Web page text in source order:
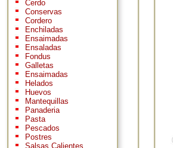
Cerdo
Conservas
Cordero
Enchiladas
Ensaimadas
Ensaladas
Fondus
Galletas
Ensaimadas
Helados
Huevos
Mantequillas
Panaderia
Pasta
Pescados
Postres
Salsas Calientes